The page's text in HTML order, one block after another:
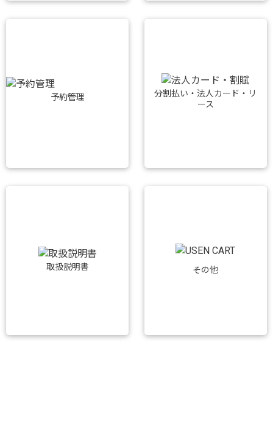
予約管理
分割払い・法人カード・リ
ース
取扱説明書 その他